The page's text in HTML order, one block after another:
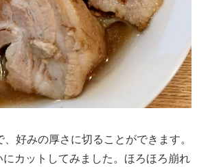
好みの厚さに切ることができます。
カットしてみました。ほろほろ崩れ